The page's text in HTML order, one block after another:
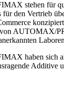
stehen für
für den Vertrieb
von AUTOMAX/
haben sich
Additive